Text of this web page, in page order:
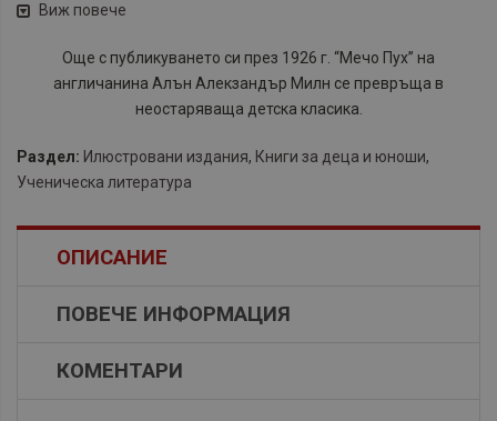
Виж повече
Още с публикуването си през 1926 г. “Мечо Пух” на
англичанина Алън Алекзандър Милн се превръща в
неостаряваща детска класика.
Раздел: Илюстровани издания, Книги за деца и юноши,
Ученическа литература
ОПИСАНИЕ
ПОВЕЧЕ ИНФОРМАЦИЯ
КОМЕНТАРИ